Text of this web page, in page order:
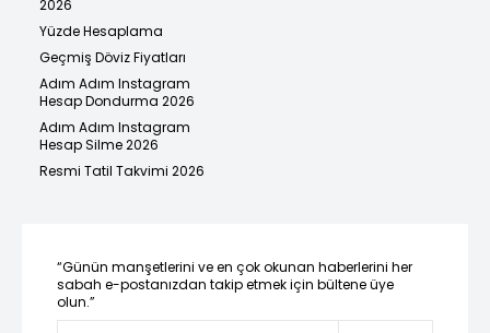
2026
Yüzde Hesaplama
Geçmiş Döviz Fiyatları
Adım Adım Instagram
Hesap Dondurma 2026
Adım Adım Instagram
Hesap Silme 2026
Resmi Tatil Takvimi 2026
“Günün manşetlerini ve en çok okunan haberlerini her
sabah e-postanızdan takip etmek için bültene üye
olun.”